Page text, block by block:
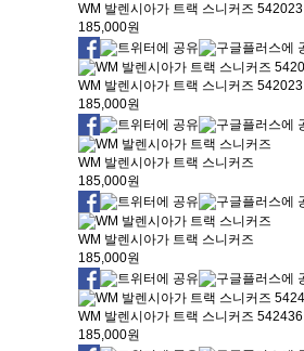
WM 발렌시아가 트랙 스니커즈 542023
185,000원
WM 발렌시아가 트랙 스니커즈 542023
185,000원
WM 발렌시아가 트랙 스니커즈
185,000원
WM 발렌시아가 트랙 스니커즈
185,000원
WM 발렌시아가 트랙 스니커즈 542436
185,000원